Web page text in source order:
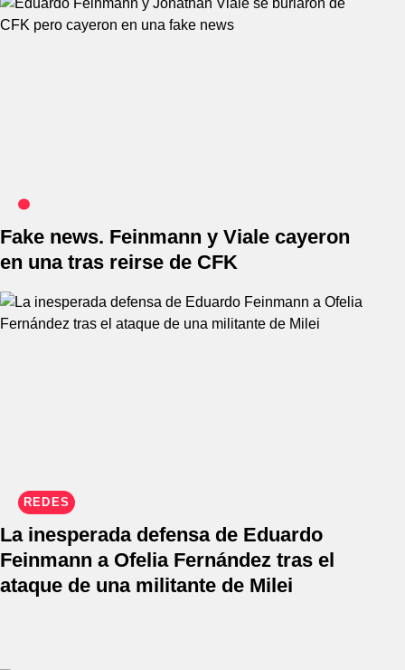
Fake news. Feinmann y Viale cayeron
en una tras reirse de CFK
REDES
La inesperada defensa de Eduardo
Feinmann a Ofelia Fernández tras el
ataque de una militante de Milei